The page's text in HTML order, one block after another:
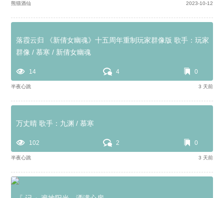
熊猫酒仙 2023-10-12
落霞云归 《新倩女幽魂》十五周年重制玩家群像版 歌手：玩家
群像 / 慕寒 / 新倩女幽魂
14 4 0
半夜心跳 3 天前
万丈晴 歌手：九渊 / 慕寒
102 2 0
半夜心跳 3 天前